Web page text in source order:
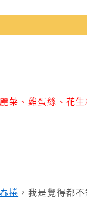
菜、雞蛋絲、花
捲 ，我是覺得都